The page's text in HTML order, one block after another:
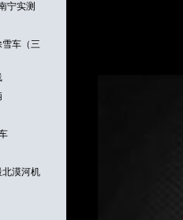
宁实测
车（三
北漠河机